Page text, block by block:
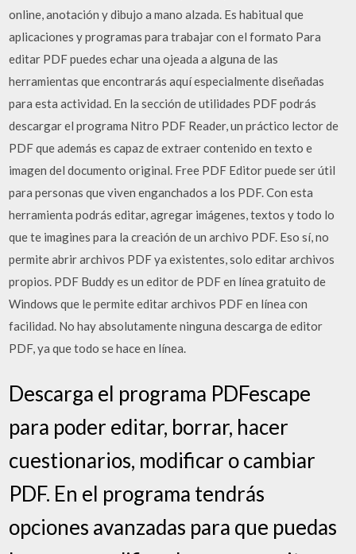
online, anotación y dibujo a mano alzada. Es habitual que
aplicaciones y programas para trabajar con el formato Para
editar PDF puedes echar una ojeada a alguna de las
herramientas que encontrarás aquí especialmente diseñadas
para esta actividad. En la sección de utilidades PDF podrás
descargar el programa Nitro PDF Reader, un práctico lector de
PDF que además es capaz de extraer contenido en texto e
imagen del documento original. Free PDF Editor puede ser útil
para personas que viven enganchados a los PDF. Con esta
herramienta podrás editar, agregar imágenes, textos y todo lo
que te imagines para la creación de un archivo PDF. Eso sí, no
permite abrir archivos PDF ya existentes, solo editar archivos
propios. PDF Buddy es un editor de PDF en línea gratuito de
Windows que le permite editar archivos PDF en línea con
facilidad. No hay absolutamente ninguna descarga de editor
PDF, ya que todo se hace en línea.
Descarga el programa PDFescape
para poder editar, borrar, hacer
cuestionarios, modificar o cambiar
PDF. En el programa tendrás
opciones avanzadas para que puedas